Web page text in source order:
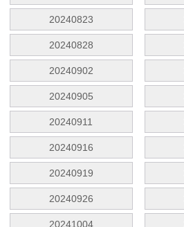
20240823
20240828
20240902
20240905
20240911
20240916
20240919
20240926
20241004